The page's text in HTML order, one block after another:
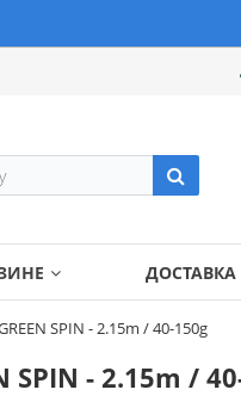
SPIN - 2.15m / 40-150g
- 2.15m /